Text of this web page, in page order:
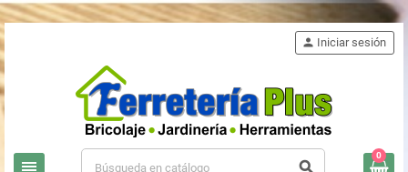
search
person Iniciar sesión
0